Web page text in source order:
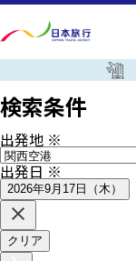
検索条件
出発地 ※
出発日※
2026年9月17日（木）
クリア